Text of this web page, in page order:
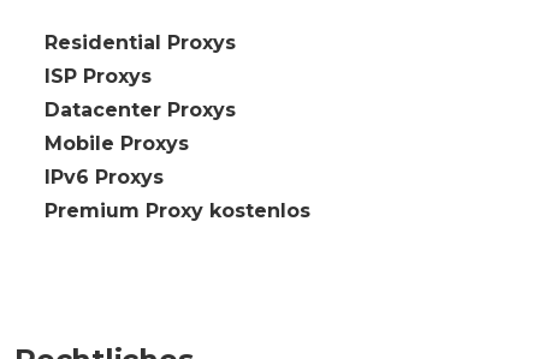
🇩🇪 Residential Proxys
🇩🇪 ISP Proxys
🇩🇪 Datacenter Proxys
🇩🇪 Mobile Proxys
🇩🇪 IPv6 Proxys
⭐ Premium Proxy kostenlos